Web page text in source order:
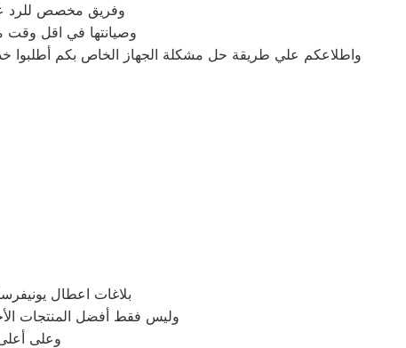
وفريق مخصص للرد علي كافة اسئلتكم علي
وصيانتها في اقل وقت
واطلاعكم علي طريقة حل مشكلة الجهاز الخاص بكم أطلبوا
بلاغات اعطال
وليس فقط أفضل المنتجات
وعلى